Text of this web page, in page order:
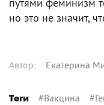
но это не значит,
Автор: Екатерина
Теги #Вакцина #